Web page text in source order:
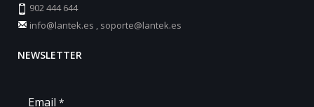
902 444 644
info@lantek.es , soporte@lantek.es
NEWSLETTER